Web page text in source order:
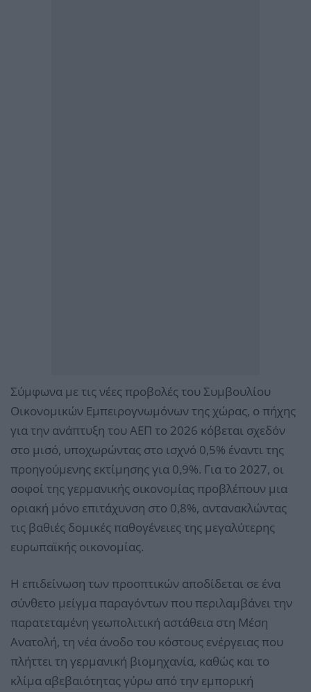
Σύμφωνα με τις νέες προβολές του Συμβουλίου
Οικονομικών Εμπειρογνωμόνων της χώρας, ο πήχης
για την ανάπτυξη του ΑΕΠ το 2026 κόβεται σχεδόν
στο μισό, υποχωρώντας στο ισχνό 0,5% έναντι της
προηγούμενης εκτίμησης για 0,9%. Για το 2027, οι
σοφοί της γερμανικής οικονομίας προβλέπουν μια
οριακή μόνο επιτάχυνση στο 0,8%, αντανακλώντας
τις βαθιές δομικές παθογένειες της μεγαλύτερης
ευρωπαϊκής οικονομίας.
Η επιδείνωση των προοπτικών αποδίδεται σε ένα
σύνθετο μείγμα παραγόντων που περιλαμβάνει την
παρατεταμένη γεωπολιτική αστάθεια στη Μέση
Ανατολή, τη νέα άνοδο του κόστους ενέργειας που
πλήττει τη γερμανική βιομηχανία, καθώς και το
κλίμα αβεβαιότητας γύρω από την εμπορική